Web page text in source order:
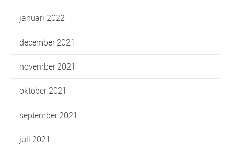
januari 2022
december 2021
november 2021
oktober 2021
september 2021
juli 2021